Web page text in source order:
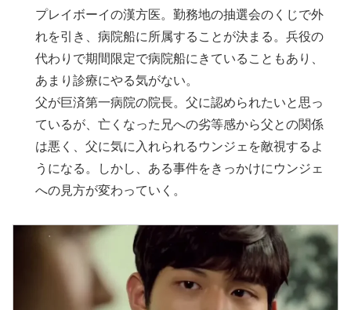
プレイボーイの漢方医。勤務地の抽選会のくじで外
れを引き、病院船に所属することが決まる。兵役の
代わりで期間限定で病院船にきていることもあり、
あまり診療にやる気がない。
父が巨済第一病院の院長。父に認められたいと思っ
ているが、亡くなった兄への劣等感から父との関係
は悪く、父に気に入れられるウンジェを敵視するよ
うになる。しかし、ある事件をきっかけにウンジェ
への見方が変わっていく。